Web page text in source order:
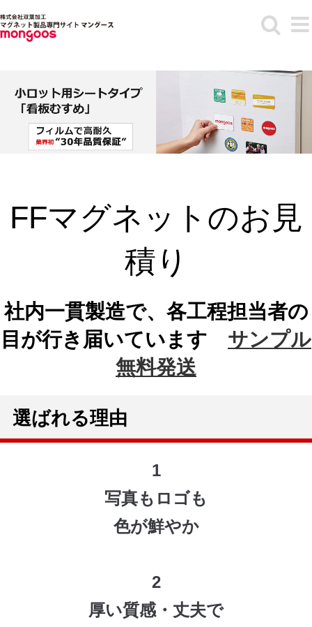
to
content
FFマグネットのお見
積り
社内一貫製造で、各工程担当者の
目が行き届いています サンプル
無料発送
選ばれる理由
1
写真もロゴも
色が鮮やか
2
厚い質感・丈夫で